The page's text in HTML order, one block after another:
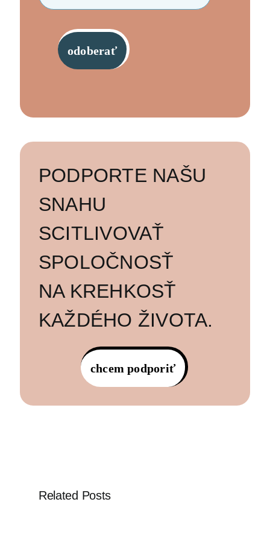
odoberať
PODPORTE NAŠU
SNAHU
SCITLIVOVAŤ
SPOLOČNOSŤ
NA KREHKOSŤ
KAŽDÉHO ŽIVOTA.
chcem podporiť
Related Posts